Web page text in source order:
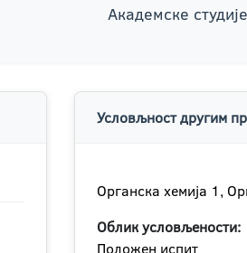
Академске
Условљност другим
Органска хемија 1,
Облик условљености:
Положен испит